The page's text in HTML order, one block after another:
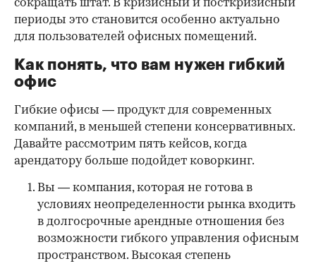
сокращать штат. В кризисный и посткризисный
периоды это становится особенно актуально
для пользователей офисных помещений.
Как понять, что вам нужен гибкий
офис
Гибкие офисы — продукт для современных
компаний, в меньшей степени консервативных.
Давайте рассмотрим пять кейсов, когда
арендатору больше подойдет коворкинг.
Вы — компания, которая не готова в
условиях неопределенности рынка входить
в долгосрочные арендные отношения без
возможности гибкого управления офисным
пространством. Высокая степень